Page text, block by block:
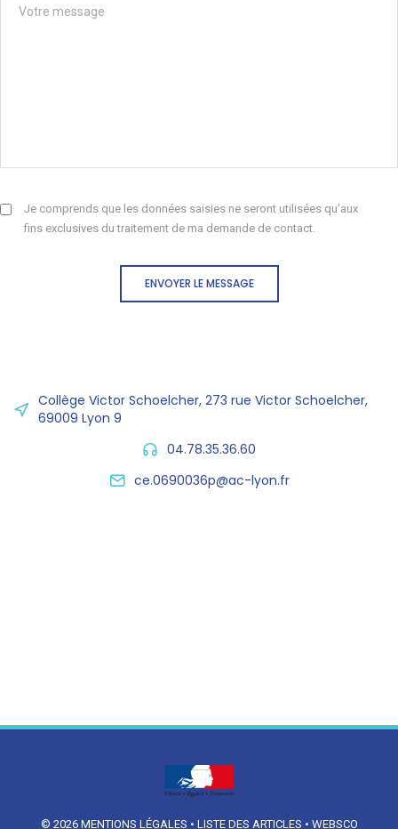
Je comprends que les données saisies ne seront utilisées qu'aux
fins exclusives du traitement de ma demande de contact.
ENVOYER LE MESSAGE
Collège Victor Schoelcher, 273 rue Victor Schoelcher,
69009 Lyon 9
04.78.35.36.60
ce.0690036p@ac-lyon.fr
© 2026 MENTIONS LÉGALES • LISTE DES ARTICLES • WEBSCO